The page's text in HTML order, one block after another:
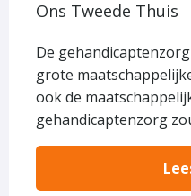
Ons Tweede Thuis
De
grote
ook de
gehandicaptenzorg